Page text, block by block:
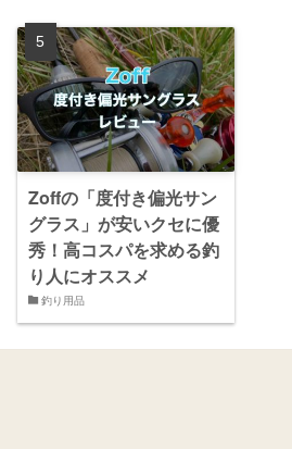
Zoffの「度付き偏光サン
グラス」が安いクセに優
秀！高コスパを求める釣
り人にオススメ
釣り用品